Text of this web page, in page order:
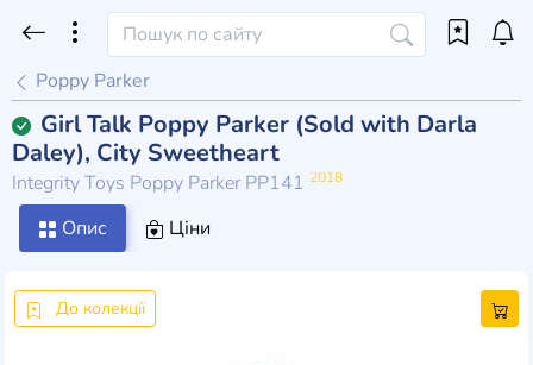
Poppy Parker
Girl Talk Poppy Parker (Sold with Darla
Daley), City Sweetheart
Integrity Toys Poppy Parker PP141 2018
Опис Ціни
До колекції